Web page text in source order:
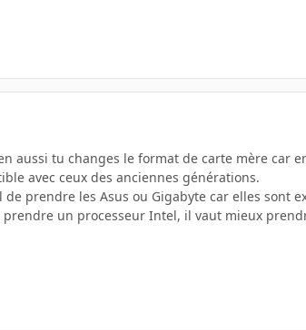
aussi tu changes le format de carte mère car
avec ceux des anciennes générations.
prendre les Asus ou Gigabyte car elles sont
un processeur Intel, il vaut mieux